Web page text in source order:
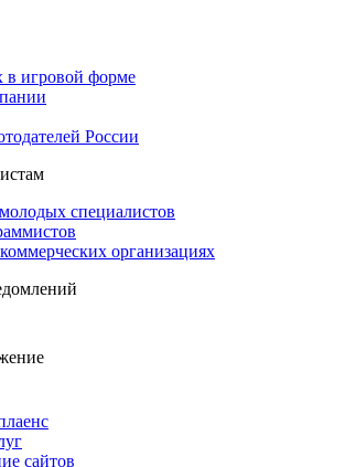
в игровой форме
России
специалистов
организациях
сайтов